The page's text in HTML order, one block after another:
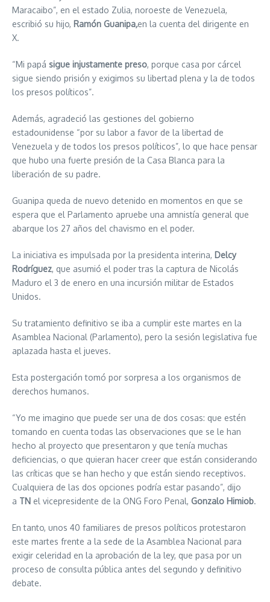
Maracaibo”, en el estado Zulia, noroeste de Venezuela,
escribió su hijo, Ramón Guanipa,en la cuenta del dirigente en
X.
“Mi papá sigue injustamente preso, porque casa por cárcel
sigue siendo prisión y exigimos su libertad plena y la de todos
los presos políticos”.
Además, agradeció las gestiones del gobierno
estadounidense “por su labor a favor de la libertad de
Venezuela y de todos los presos políticos”, lo que hace pensar
que hubo una fuerte presión de la Casa Blanca para la
liberación de su padre.
Guanipa queda de nuevo detenido en momentos en que se
espera que el Parlamento apruebe una amnistía general que
abarque los 27 años del chavismo en el poder.
La iniciativa es impulsada por la presidenta interina, Delcy
Rodríguez, que asumió el poder tras la captura de Nicolás
Maduro el 3 de enero en una incursión militar de Estados
Unidos.
Su tratamiento definitivo se iba a cumplir este martes en la
Asamblea Nacional (Parlamento), pero la sesión legislativa fue
aplazada hasta el jueves.
Esta postergación tomó por sorpresa a los organismos de
derechos humanos.
“Yo me imagino que puede ser una de dos cosas: que estén
tomando en cuenta todas las observaciones que se le han
hecho al proyecto que presentaron y que tenía muchas
deficiencias, o que quieran hacer creer que están considerando
las críticas que se han hecho y que están siendo receptivos.
Cualquiera de las dos opciones podría estar pasando”, dijo
a TN el vicepresidente de la ONG Foro Penal, Gonzalo Himiob.
En tanto, unos 40 familiares de presos políticos protestaron
este martes frente a la sede de la Asamblea Nacional para
exigir celeridad en la aprobación de la ley, que pasa por un
proceso de consulta pública antes del segundo y definitivo
debate.